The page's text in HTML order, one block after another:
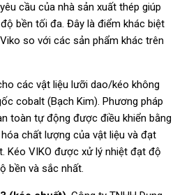
cầu của nhà sản xuất thép giúp
bền tối đa. Đây là điểm khác biệt
so với các sản phẩm khác trên
các vật liệu lưỡi dao/kéo không
cobalt (Bạch Kim). Phương pháp
toàn tự động được điều khiển bằng
chất lượng của vật liệu và đạt
Kéo VIKO được xử lý nhiệt đạt độ
bền và sắc nhất.